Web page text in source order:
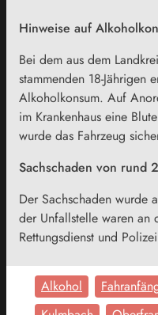
Hinweise auf
Bei dem aus dem
stammenden 18-Jährigen
Alkoholkonsum. Auf
im Krankenhaus eine
wurde das Fahrzeug
Sachschaden von rund
Der Sachschaden
der Unfallstelle waren an
Rettungsdienst und
Alkohol